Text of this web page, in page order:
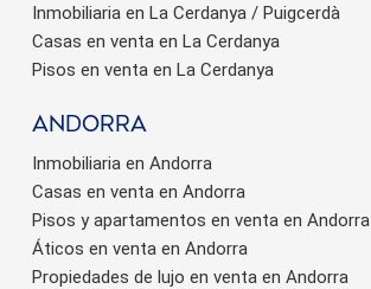
Inmobiliaria en La Cerdanya / Puigcerdà
Casas en venta en La Cerdanya
Pisos en venta en La Cerdanya
Andorra
Inmobiliaria en Andorra
Casas en venta en Andorra
Pisos y apartamentos en venta en Andorra
Áticos en venta en Andorra
Propiedades de lujo en venta en Andorra